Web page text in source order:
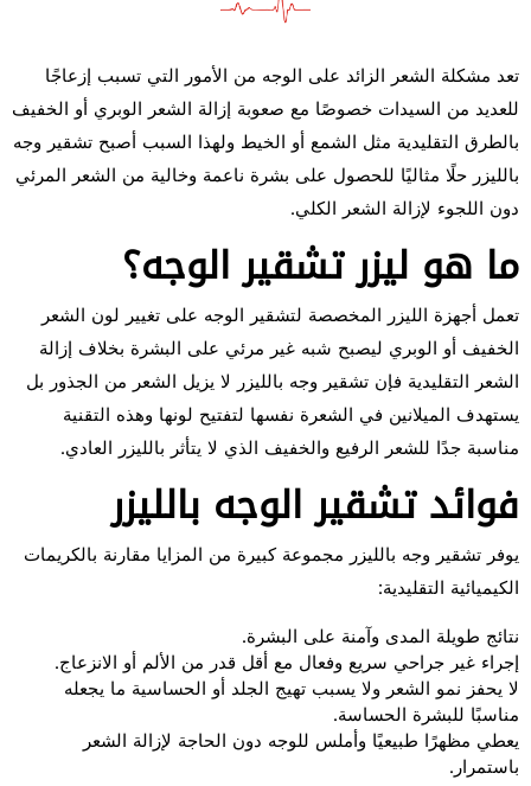
تعد مشكلة الشعر الزائد على الوجه من الأمور التي تسبب إزعاجًا
للعديد من السيدات خصوصًا مع صعوبة إزالة الشعر الوبري أو الخفيف
بالطرق التقليدية مثل الشمع أو الخيط ولهذا السبب أصبح تشقير وجه
بالليزر حلًا مثاليًا للحصول على بشرة ناعمة وخالية من الشعر المرئي
دون اللجوء لإزالة الشعر الكلي.
ما هو ليزر تشقير الوجه؟
تعمل أجهزة الليزر المخصصة لتشقير الوجه على تغيير لون الشعر
الخفيف أو الوبري ليصبح شبه غير مرئي على البشرة بخلاف إزالة
الشعر التقليدية فإن تشقير وجه بالليزر لا يزيل الشعر من الجذور بل
يستهدف الميلانين في الشعرة نفسها لتفتيح لونها وهذه التقنية
مناسبة جدًا للشعر الرفيع والخفيف الذي لا يتأثر بالليزر العادي.
فوائد تشقير الوجه بالليزر
يوفر تشقير وجه بالليزر مجموعة كبيرة من المزايا مقارنة بالكريمات
الكيميائية التقليدية:
نتائج طويلة المدى وآمنة على البشرة.
إجراء غير جراحي سريع وفعال مع أقل قدر من الألم أو الانزعاج.
لا يحفز نمو الشعر ولا يسبب تهيج الجلد أو الحساسية ما يجعله
مناسبًا للبشرة الحساسة.
يعطي مظهرًا طبيعيًا وأملس للوجه دون الحاجة لإزالة الشعر
باستمرار.